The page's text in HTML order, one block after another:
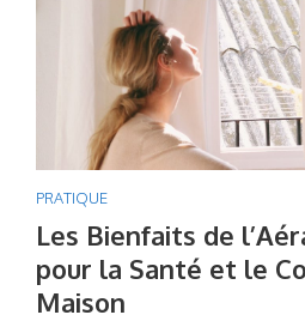
PRATIQUE
Les Bienfaits de
pour la Santé et le
Maison